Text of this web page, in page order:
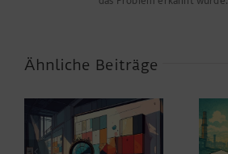
Ähnliche Beiträge
PaperBanana:
Automatisierte